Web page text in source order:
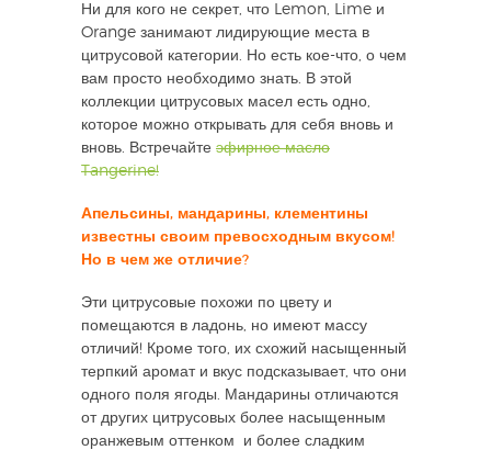
Ни для кого не секрет, что Lemon, Lime и
Orange занимают лидирующие места в
цитрусовой категории. Но есть кое-что, о чем
вам просто необходимо знать. В этой
коллекции цитрусовых масел есть одно,
которое можно открывать для себя вновь и
вновь. Встречайте эфирное масло
Tangerine!
Апельсины, мандарины, клементины
известны своим превосходным вкусом!
Но в чем же отличие?
Эти цитрусовые похожи по цвету и
помещаются в ладонь, но имеют массу
отличий! Кроме того, их схожий насыщенный
терпкий аромат и вкус подсказывает, что они
одного поля ягоды. Мандарины отличаются
от других цитрусовых более насыщенным
оранжевым оттенком и более сладким